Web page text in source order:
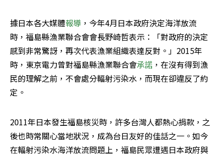
據日本各大媒體報導 ，今年4月日本政府決定海洋放流
時，福島縣漁業聯合會會長野崎哲表示：「對政府的決定
感到非常驚訝，再次代表漁業組織表達反對。」2015年
時，東京電力曾對福島縣漁業聯合會承諾 ，在沒有得到漁
民的理解之前，不會處分輻射污染水，而現在卻違反了約
定。
2011年日本發生福島核災時，許多台灣人都熱心捐款，之
後也時常關心當地狀況，成為台日友好的佳話之一。如今
在輻射污染水海洋放流問題上，福島民眾遭遇日本政府與